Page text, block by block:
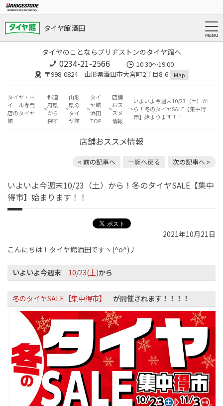
タイヤ館 酒田
タイヤのことならブリヂストンのタイヤ館へ
0234-21-2566
10:30～19:00
〒998-0824 山形県酒田市大宮町2丁目8-6
Map
タイヤ・ホ
イール専門
店のタイヤ
館
都道
府県
から
探す
山形
県の
タイ
ヤ館
タイ
ヤ館
酒田
TOP
店舗
おス
スメ
情報
いよいよ今週末10/23（土）か
ら！冬のタイヤSALE【集中得
市】始まります！！
店舗おススメ情報
< 前の記事へ 一覧へ戻る 次の記事へ >
いよいよ今週末10/23（土）から！冬のタイヤSALE【集中
得市】始まります！！
2021年10月21日
こんにちは！タイヤ館酒田ですヽ(^o^)丿
いよいよ今週末 10/23(土)から
冬のタイヤSALE【集中得市】 が開催されます！！！！